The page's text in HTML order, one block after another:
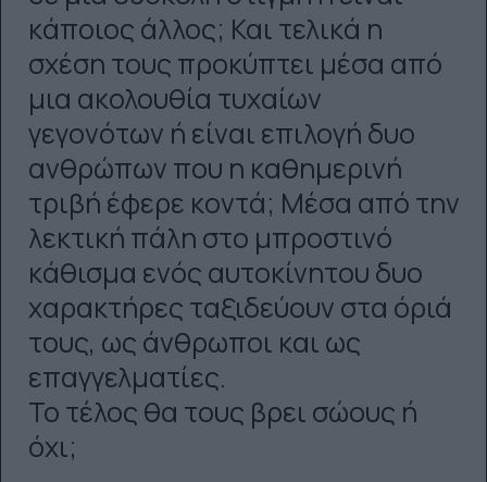
κάποιος άλλος; Και τελικά η
σχέση τους προκύπτει μέσα από
μια ακολουθία τυχαίων
γεγονότων ή είναι επιλογή δυο
ανθρώπων που η καθημερινή
τριβή έφερε κοντά; Μέσα από την
λεκτική πάλη στο μπροστινό
κάθισμα ενός αυτοκίνητου δυο
χαρακτήρες ταξιδεύουν στα όριά
τους, ως άνθρωποι και ως
επαγγελματίες.
Το τέλος θα τους βρει σώους ή
όχι;